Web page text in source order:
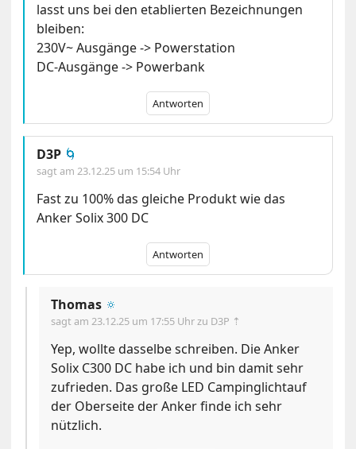
lasst uns bei den etablierten Bezeichnungen
bleiben:
230V~ Ausgänge -> Powerstation
DC-Ausgänge -> Powerbank
Antworten
D3P 🌀
sagt am23.12.25 um 15:54 Uhr
Fast zu 100% das gleiche Produkt wie das
Anker Solix 300 DC
Antworten
Thomas 🔅
sagt am23.12.25 um 17:55 Uhrzu D3P ⇡
Yep, wollte dasselbe schreiben. Die Anker
Solix C300 DC habe ich und bin damit sehr
zufrieden. Das große LED Campinglichtauf
der Oberseite der Anker finde ich sehr
nützlich.